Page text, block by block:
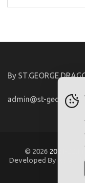
for:
By
admin@st-george-
© 2026 2021-
Developed By
Rara